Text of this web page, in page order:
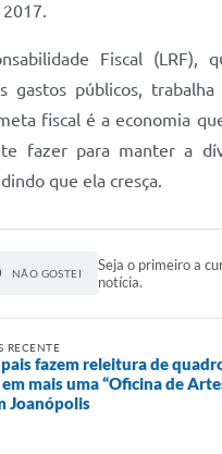
Fiscal (LRF),
gastos públicos,
fiscal é a economia
fazer para manter a
que ela cresça.
NÃO GOSTEI
Seja o primeiro a
notícia.
RECENTE
fazem releitura de
mais uma “Oficina de
Joanópolis